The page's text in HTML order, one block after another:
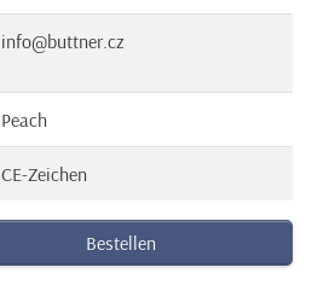
info@buttner.cz
Peach
CE-Zeichen
Bestellen